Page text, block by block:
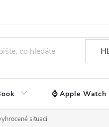
⌚ Apple Watch
situaci